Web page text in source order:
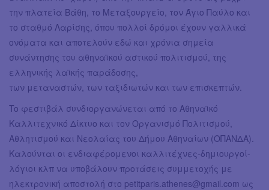
την πλατεία Βάθη, το Μεταξουργείο, τον Άγιο Παύλο και
το σταθμό Λαρίσης, όπου πολλοί δρόμοι έχουν γαλλικά
ονόματα και αποτελούν εδώ και χρόνια σημεία
συνάντησης του αθηναϊκού αστικού πολιτισμού, της
ελληνικής λαϊκής παράδοσης,
των μεταναστών, των ταξιδιωτών και των επισκεπτών.
To φεστιβάλ συνδιοργανώνεται από το Αθηναϊκό
Καλλιτεχνικό Δίκτυο και τον Οργανισμό Πολιτισμού,
Αθλητισμού και Νεολαίας του Δήμου Αθηναίων (ΟΠΑΝΔΑ).
Kαλούνται οι ενδιαφέρομενοι καλλιτέχνες-δημιουργοί-
λόγιοι κλπ να υποβάλουν προτάσεις συμμετοχής με
ηλεκτρονική αποστολή στο petitparis.athenes@gmail.com ως